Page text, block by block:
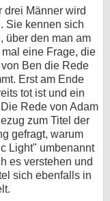
drei Männer wird
Sie kennen sich
über den man am
eine Frage, die
Ben die Rede
Erst am Ende
tot ist und ein
Rede von Adam
zum Titel der
gefragt, warum
Light" umbenannt
es verstehen und
sich ebenfalls in